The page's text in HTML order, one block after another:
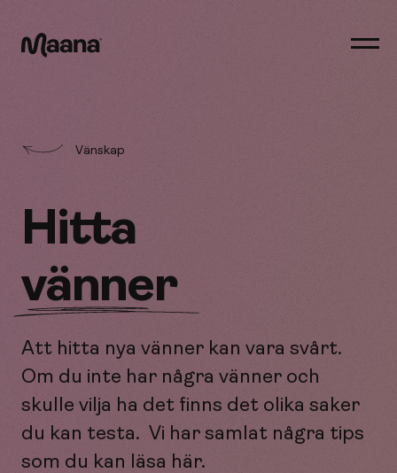
Vänskap
Hitta
vänner
Att hitta nya vänner kan vara svårt.
Om du inte har några vänner och
skulle vilja ha det finns det olika saker
du kan testa. Vi har samlat några tips
som du kan läsa här.